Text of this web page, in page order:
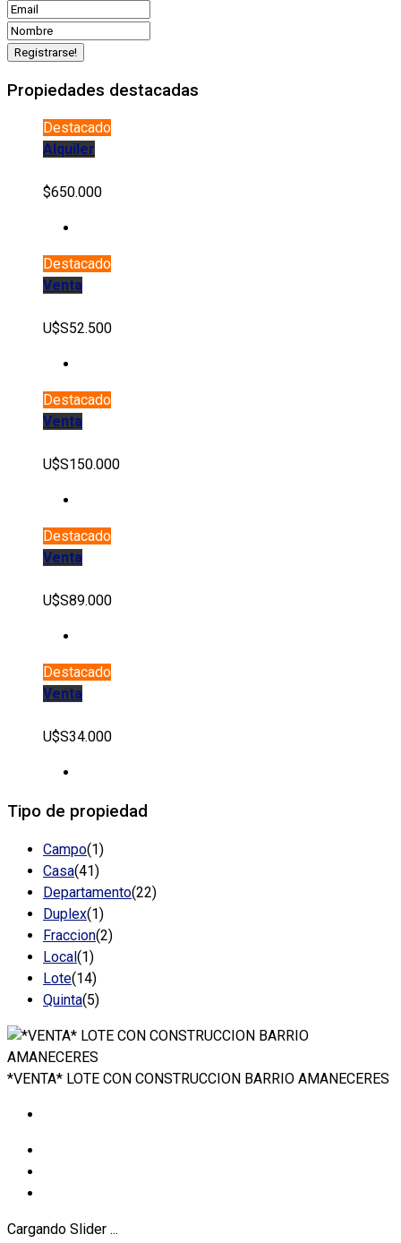
Propiedades destacadas
Destacado
Alquiler
$650.000
Destacado
Venta
U$S52.500
Destacado
Venta
U$S150.000
Destacado
Venta
U$S89.000
Destacado
Venta
U$S34.000
Tipo de propiedad
Campo(1)
Casa(41)
Departamento(22)
Duplex(1)
Fraccion(2)
Local(1)
Lote(14)
Quinta(5)
*VENTA* LOTE CON CONSTRUCCION BARRIO AMANECERES
Cargando Slider ...